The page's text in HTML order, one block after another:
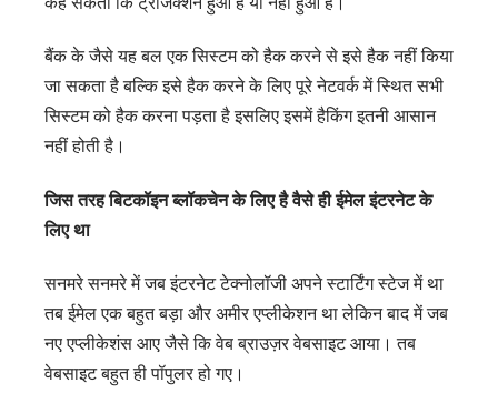
बैंक के जैसे यह बल एक सिस्टम को हैक करने से इसे हैक नहीं किया
जा सकता है बल्कि इसे हैक करने के लिए पूरे नेटवर्क में स्थित सभी
सिस्टम को हैक करना पड़ता है इसलिए इसमें हैकिंग इतनी आसान
नहीं होती है।
जिस तरह बिटकॉइन ब्लॉकचेन के लिए है वैसे ही ईमेल इंटरनेट के
लिए था
सनमरे सनमरे में जब इंटरनेट टेक्नोलॉजी अपने स्टार्टिंग स्टेज में था
तब ईमेल एक बहुत बड़ा और अमीर एप्लीकेशन था लेकिन बाद में जब
नए एप्लीकेशंस आए जैसे कि वेब ब्राउज़र वेबसाइट आया। तब
वेबसाइट बहुत ही पॉपुलर हो गए।